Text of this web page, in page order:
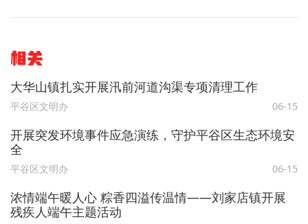
相关
大华山镇扎实开展汛前河道沟渠专项清理工作
平谷区文明办 06-15
开展突发环境事件应急演练，守护平谷区生态环境安
全
平谷区文明办 06-15
浓情端午暖人心 粽香四溢传温情——刘家店镇开展
残疾人端午主题活动